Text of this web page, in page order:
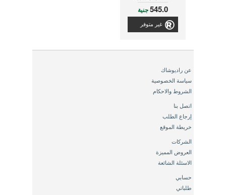
545.0جنية
غير متوفر
عن راديوشاك
سياسة الخصوصية
الشروط والاحكام
اتصل بنا
إرجاع الطلب
خريطة الموقع
الشركات
العروض المميزة
الاسئلة الشائعة
حسابي
طلباتي